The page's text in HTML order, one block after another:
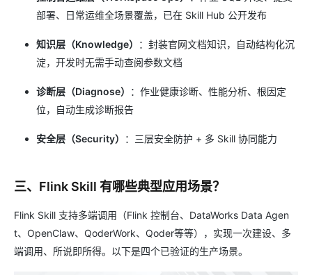
部署、日常运维全场景覆盖，已在 Skill Hub 公开发布
知识层（Knowledge）
：封装官网文档知识，自动结构化沉
淀，开发时无需手动查阅参数文档
诊断层（Diagnose）
：作业健康诊断、性能分析、根因定
位，自动生成诊断报告
安全层（Security） ：三层安全防护 + 多 Skill 协同能力
三、Flink Skill 有哪些典型应用场景？
Flink Skill 支持多端调用（Flink 控制台、DataWorks Data Agen
t、OpenClaw、QoderWork、Qoder等等），实现一次建设、多
端调用、所说即所得。以下是四个已验证的生产场景。